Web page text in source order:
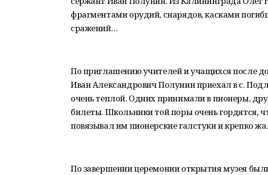
фрагментами орудий, снарядов, касками
сражений…
По приглашению учителей и учащихся после
Иван Александрович Полунин приехал в с.
очень теплой. Одних принимали в пионеры,
билеты. Школьники той поры очень гордятся,
повязывал им пионерские галстуки и крепко
По завершении церемонии открытия музея